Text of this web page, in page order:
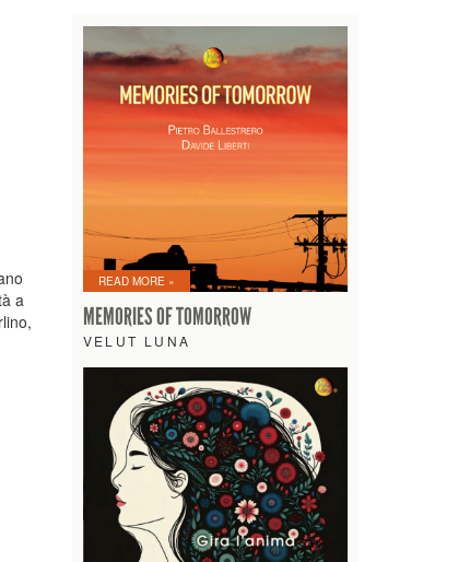
a
READ MORE »
MEMORIES OF TOMORROW
VELUT LUNA